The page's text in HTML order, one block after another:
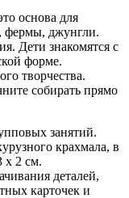
основа для
фермы, джунгли.
Дети знакомятся с
форме.
творчества.
собирать прямо
занятий.
крахмала, в
х 2 см.
деталей,
карточек и